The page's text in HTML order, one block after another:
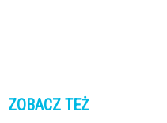
ZOBACZ TEŻ